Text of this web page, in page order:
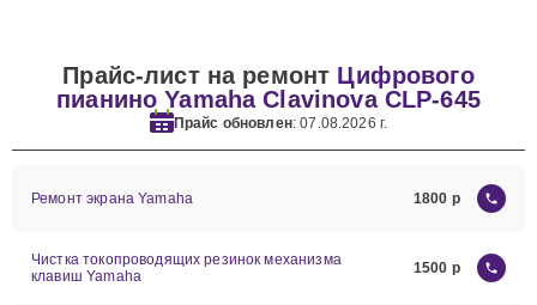
Прайс-лист на ремонт Цифрового
пианино Yamaha Clavinova CLP-645
Прайс обновлен: 07.08.2026 г.
Ремонт экрана Yamaha 1800
Чистка токопроводящих резинок механизма
клавиш Yamaha
1500